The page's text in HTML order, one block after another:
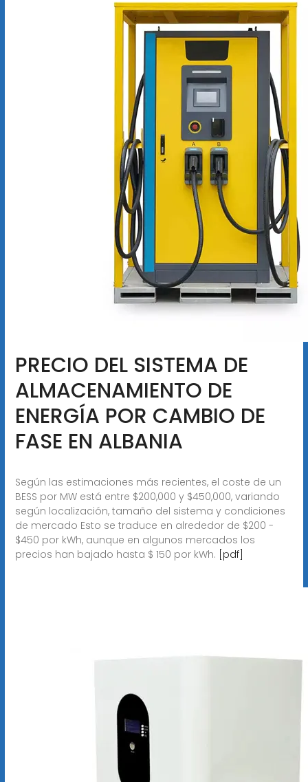
PRECIO DEL SISTEMA DE
ALMACENAMIENTO DE
ENERGÍA POR CAMBIO DE
FASE EN ALBANIA
Según las estimaciones más recientes, el coste de un
BESS por MW está entre $200,000 y $450,000, variando
según localización, tamaño del sistema y condiciones
de mercado Esto se traduce en alrededor de $200 -
$450 por kWh, aunque en algunos mercados los
precios han bajado hasta $ 150 por kWh. [pdf]